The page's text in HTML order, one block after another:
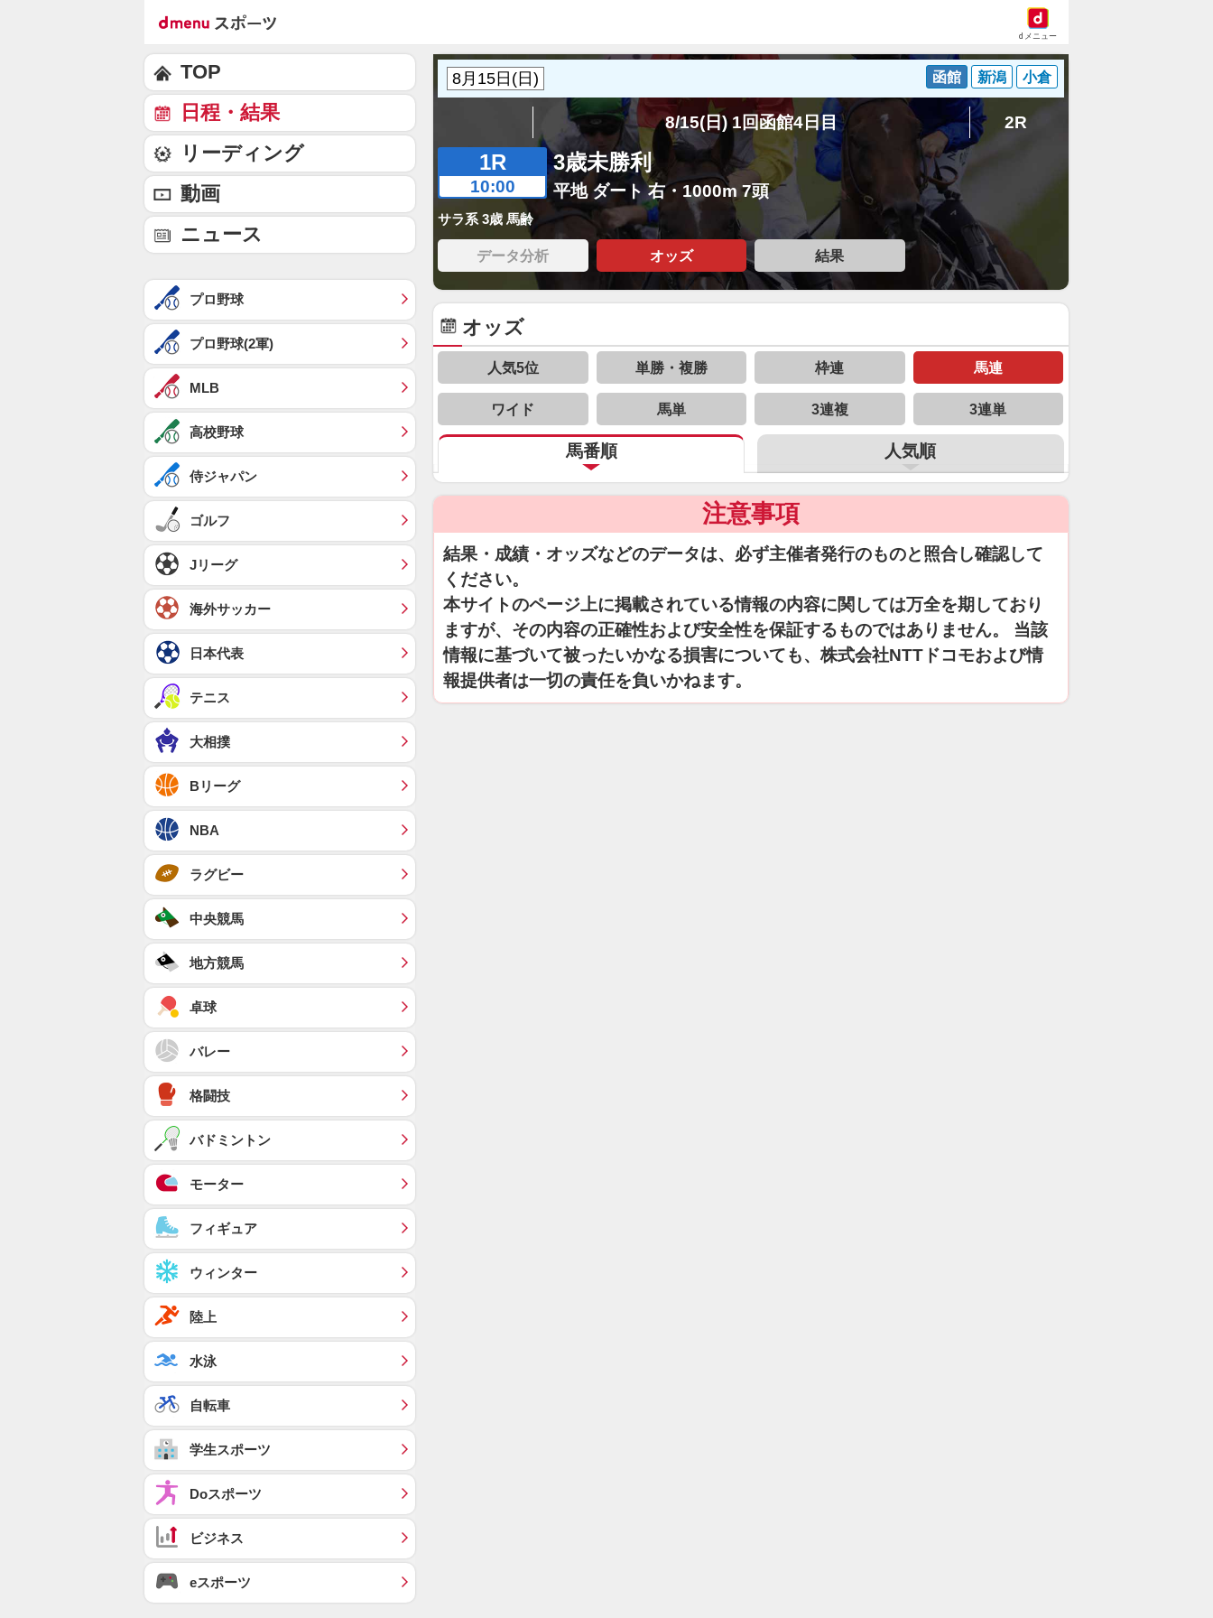
dメニュー
函館 新潟 小倉
8/15(日) 1回函館4日目 2R
1R
10:00
3歳未勝利
平地 ダート 右・1000m 7頭
サラ系 3歳 馬齢
データ分析 オッズ 結果
オッズ
人気5位 単勝・複勝 枠連 馬連
ワイド 馬単 3連複 3連単
馬番順 人気順
注意事項
結果・成績・オッズなどのデータは、必ず主催者発行のものと照合し確認して
ください。
本サイトのページ上に掲載されている情報の内容に関しては万全を期しており
ますが、その内容の正確性および安全性を保証するものではありません。 当該
情報に基づいて被ったいかなる損害についても、株式会社NTTドコモおよび情
報提供者は一切の責任を負いかねます。
TOP
日程・結果
リーディング
動画
ニュース
プロ野球
プロ野球(2軍)
MLB
高校野球
侍ジャパン
ゴルフ
Jリーグ
海外サッカー
日本代表
テニス
大相撲
Bリーグ
NBA
ラグビー
中央競馬
地方競馬
卓球
バレー
格闘技
バドミントン
モーター
フィギュア
ウィンター
陸上
水泳
自転車
学生スポーツ
Doスポーツ
ビジネス
eスポーツ